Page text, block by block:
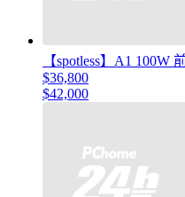
【spotless】A1
$36,800
$42,000